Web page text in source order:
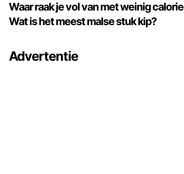
Waar raak je vol van met weinig
Wat is het meest malse stuk kip?
Advertentie